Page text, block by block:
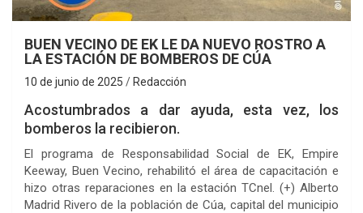
BUEN VECINO DE EK LE DA NUEVO ROSTRO A
LA ESTACIÓN DE BOMBEROS DE CÚA
10 de junio de 2025 Redacción
Acostumbrados a dar ayuda, esta vez, los
bomberos la recibieron.
El programa de Responsabilidad Social de EK, Empire
Keeway, Buen Vecino, rehabilitó el área de capacitación e
hizo otras reparaciones en la estación TCnel. (+) Alberto
Madrid Rivero de la población de Cúa, capital del municipio